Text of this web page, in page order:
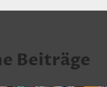
Beiträge